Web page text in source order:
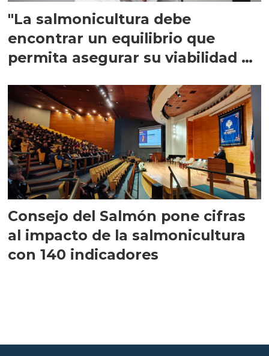
"La salmonicultura debe
encontrar un equilibrio que
permita asegurar su viabilidad de
Consejo del Salmón pone cifras
al impacto de la salmonicultura
con 140 indicadores